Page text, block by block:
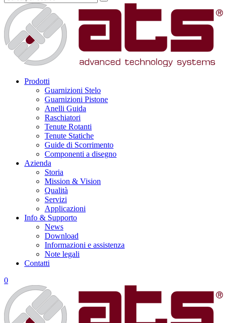
Prodotti
Guarnizioni Stelo
Guarnizioni Pistone
Anelli Guida
Raschiatori
Tenute Rotanti
Tenute Statiche
Guide di Scorrimento
Componenti a disegno
Azienda
Storia
Mission & Vision
Qualità
Servizi
Applicazioni
Info & Supporto
News
Download
Informazioni e assistenza
Note legali
Contatti
0